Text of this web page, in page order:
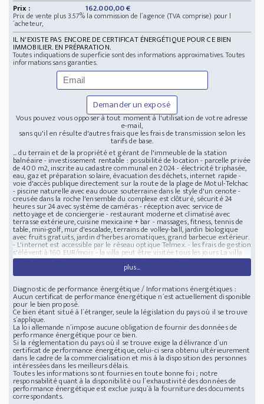
Prix :
162.000,00 €
Prix de vente plus 3.57% la commission de l´agence (TVA comprise) pour l
´acheteur,
IL N'EXISTE PAS ENCORE DE CERTIFICAT ÉNERGÉTIQUE POUR CE BIEN
IMMOBILIER. EN PRÉPARATION.
Toutes indiquations de superficie sont des informations approximatives. Toutes
informations sans garanties.
Demander un exposé
Vous pouvez vous opposer à tout moment à l'utilisation de votre adresse
e-mail,
sans qu'il en résulte d'autres frais que les frais de transmission selon les
tarifs de base.
... du terrain et de la propriété et gérant de l'immeuble de la station
balnéaire - investissement rentable : possibilité de location - parcelle privée
de 400 m2, inscrite au cadastre communal en 2024 - électricité triphasée,
eau, gaz et préparation solaire, évacuation des déchets, internet rapide -
voie d'accès publique directement sur la route de la plage de Motul-Telchac
- piscine naturelle avec eau douce souterraine dans le style d'un cenote -
creusée dans la roche l'ensemble du complexe est clôturé, sécurité 24
heures sur 24 avec système de caméras - réception avec service de
nettoyage et de conciergerie - restaurant moderne et climatisé avec
terrasse extérieure, cuisine mexicaine + bar - massages, fitness, tennis de
table, mini-golf, mur d'escalade, terrains de volley-ball, jardin biologique
avec fruits gratuits, jardin d'herbes aromatiques, grand barbecue extérieur.
- L'internet est accessible par le réseau optique Telmex. - les frais de gestion
s'élèvent à 160 EUR/mois - la villa peut être visitée tous les jours La villa
peut être achetée par une personne privée, une société ou un
entrepreneur. Achat : ouverture d'un compte dans une banque à Mérida -
signature du contrat chez un notaire - paiement de la taxe de transfert de
propriété de l'État - environ 2 à 3 000 EUR - Les acheteurs obtiennent une
autorisation d'enregistrement de l'achat.Villa dans le Yucatan tropical
Mérida
plus...
97215 MERIDA, Carretera Motul - Telchac, Mexico, dans le Yucatan
tropical Merida Villa, route d´accès publique directement sur la route de la
plage Motul-Telchac
Diagnostic de performance énergétique / Informations énergétiques :
Aucun certificat de performance énergétique n´est actuellement disponible
pour le bien proposé.
Ce bien étant situé à l´étranger, seule la législation du pays où il se trouve
s´applique.
La loi allemande n´impose aucune obligation de fournir des données de
performance énergétique pour ce bien.
Si la réglementation du pays où il se trouve exige la délivrance d´un
certificat de performance énergétique, celui-ci sera obtenu ultérieurement
dans le cadre de la commercialisation et mis à la disposition des personnes
intéressées dans les meilleurs délais.
Toutes les informations sont fournies en toute bonne foi ; notre
responsabilité quant à la disponibilité ou l´exhaustivité des données de
performance énergétique est exclue jusqu´à la fourniture des documents
correspondants.